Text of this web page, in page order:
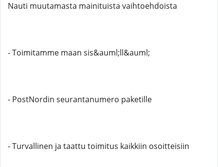
Nauti muutamasta mainituista vaihtoehdoista
- Toimitamme maan sis&auml;ll&auml;
- PostNordin seurantanumero paketille
- Turvallinen ja taattu toimitus kaikkiin osoitteisiin